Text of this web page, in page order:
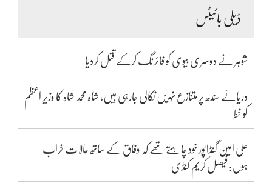
ڈیلی بائیٹس
شوہر نے دوسری بیوی کو فائرنگ کرکے قتل کردیا
دریائے سندھ پر متنازع نہریں نکالی جارہی ہیں، شاہ محمد شاہ کا وزیر اعظم
کو خط
علی امین گنڈاپور خود چاہتے تھے کہ وفاق کے ساتھ حالات خراب
ہوں: فیصل کریم کنڈی